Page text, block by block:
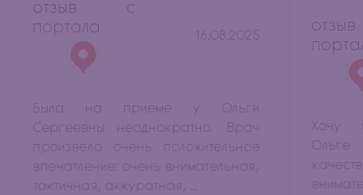
отзыв с
портала
16.08.2025
Была на приеме у Ольги
Сергеевны неоднократно. Врач
произвела очень положительное
впечатление: очень внимательная,
тактичная, аккуратная, ...
Хочу